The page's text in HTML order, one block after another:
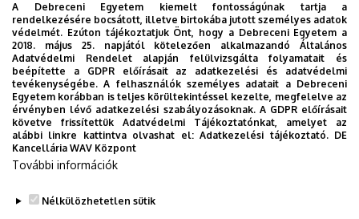
2026. augusztus 7.
Univerzum: A Debreceni Egyetem
titkos receptjei
KUTATÁS TUDOMÁNY
A Debreceni Egyetem kiemelt fontosságúnak tartja a
rendelkezésére bocsátott, illetve birtokába jutott személyes adatok
védelmét. Ezúton tájékoztatjuk Önt, hogy a Debreceni Egyetem a
2018. május 25. napjától kötelezően alkalmazandó Általános
Adatvédelmi Rendelet alapján felülvizsgálta folyamatait és
beépítette a GDPR előírásait az adatkezelési és adatvédelmi
tevékenységébe. A felhasználók személyes adatait a Debreceni
Egyetem korábban is teljes körültekintéssel kezelte, megfelelve az
érvényben lévő adatkezelési szabályozásoknak. A GDPR előírásait
követve frissítettük Adatvédelmi Tájékoztatónkat, amelyet az
alábbi linkre kattintva olvashat el:Adatkezelési tájékoztató. DE
Kancellária WAV Központ
További információk
Nélkülözhetetlen sütik